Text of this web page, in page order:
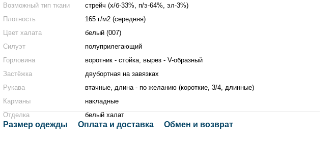
Возможный тип ткани
стрейч (х/б-33%, п/э-64%, эл-3%)
Плотность
165 г/м2 (середняя)
Цвет халата
белый (007)
Силуэт
полуприлегающий
Горловина
воротник - стойка, вырез - V-образный
Застёжка
двубортная на завязках
Рукава
втачные, длина - по желанию (короткие, 3/4, длинные)
Карманы
накладные
Отделка
белый халат
Размер одежды Оплата и доставка Обмен и возврат